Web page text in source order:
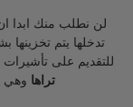
لن نطلب منك ابدا ان
تدخلها يتم
للتقديم على
تراها وهي